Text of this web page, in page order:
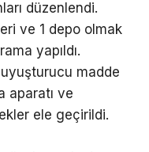
İstanbul’da eş
düzenlendi.
ve 1 depo olmak
yapıldı.
madde
aparatı ve